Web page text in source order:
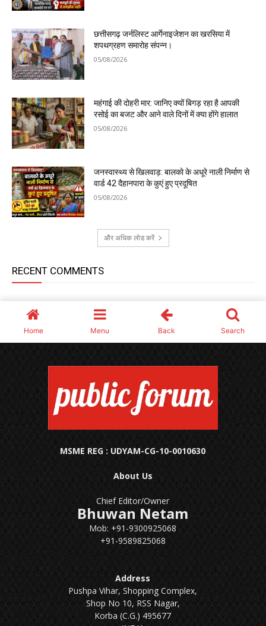
MSME REG : UDYAM-CG-10-0010630
About Us
Chief Editor/Owner
Bhuwan Netam
Mob: +91-9300925068
+91-9589825068
Address
Pushpa Vihar, Shopping Complex,
Shop No 10, RSS Nagar,
Korba (C.G.) 495677